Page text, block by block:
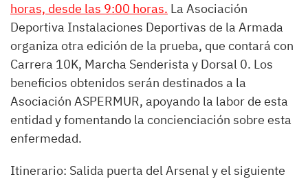
horas, desde las 9:00 horas. La Asociación
Deportiva Instalaciones Deportivas de la Armada
organiza otra edición de la prueba, que contará con
Carrera 10K, Marcha Senderista y Dorsal 0. Los
beneficios obtenidos serán destinados a la
Asociación ASPERMUR, apoyando la labor de esta
entidad y fomentando la concienciación sobre esta
enfermedad.
Itinerario: Salida puerta del Arsenal y el siguiente